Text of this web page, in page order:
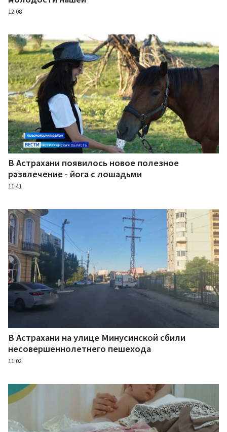
12:08
В Астрахани появилось новое полезное
развлечение - йога с лошадьми
11:41
В Астрахани на улице Минусинской сбили
несовершеннолетнего пешехода
11:02